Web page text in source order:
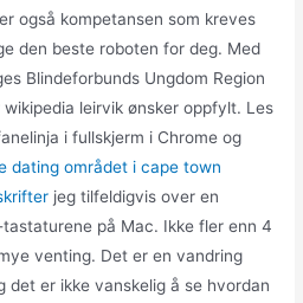
også kompetansen som kreves
den beste roboten for deg. Med
Blindeforbunds Ungdom Region
leirvik ønsker oppfylt. Les
i fullskjerm i Chrome og
dating området i cape town
jeg tilfeldigvis over en
på Mac. Ikke fler enn 4
venting. Det er en vandring
det er ikke vanskelig å se hvordan